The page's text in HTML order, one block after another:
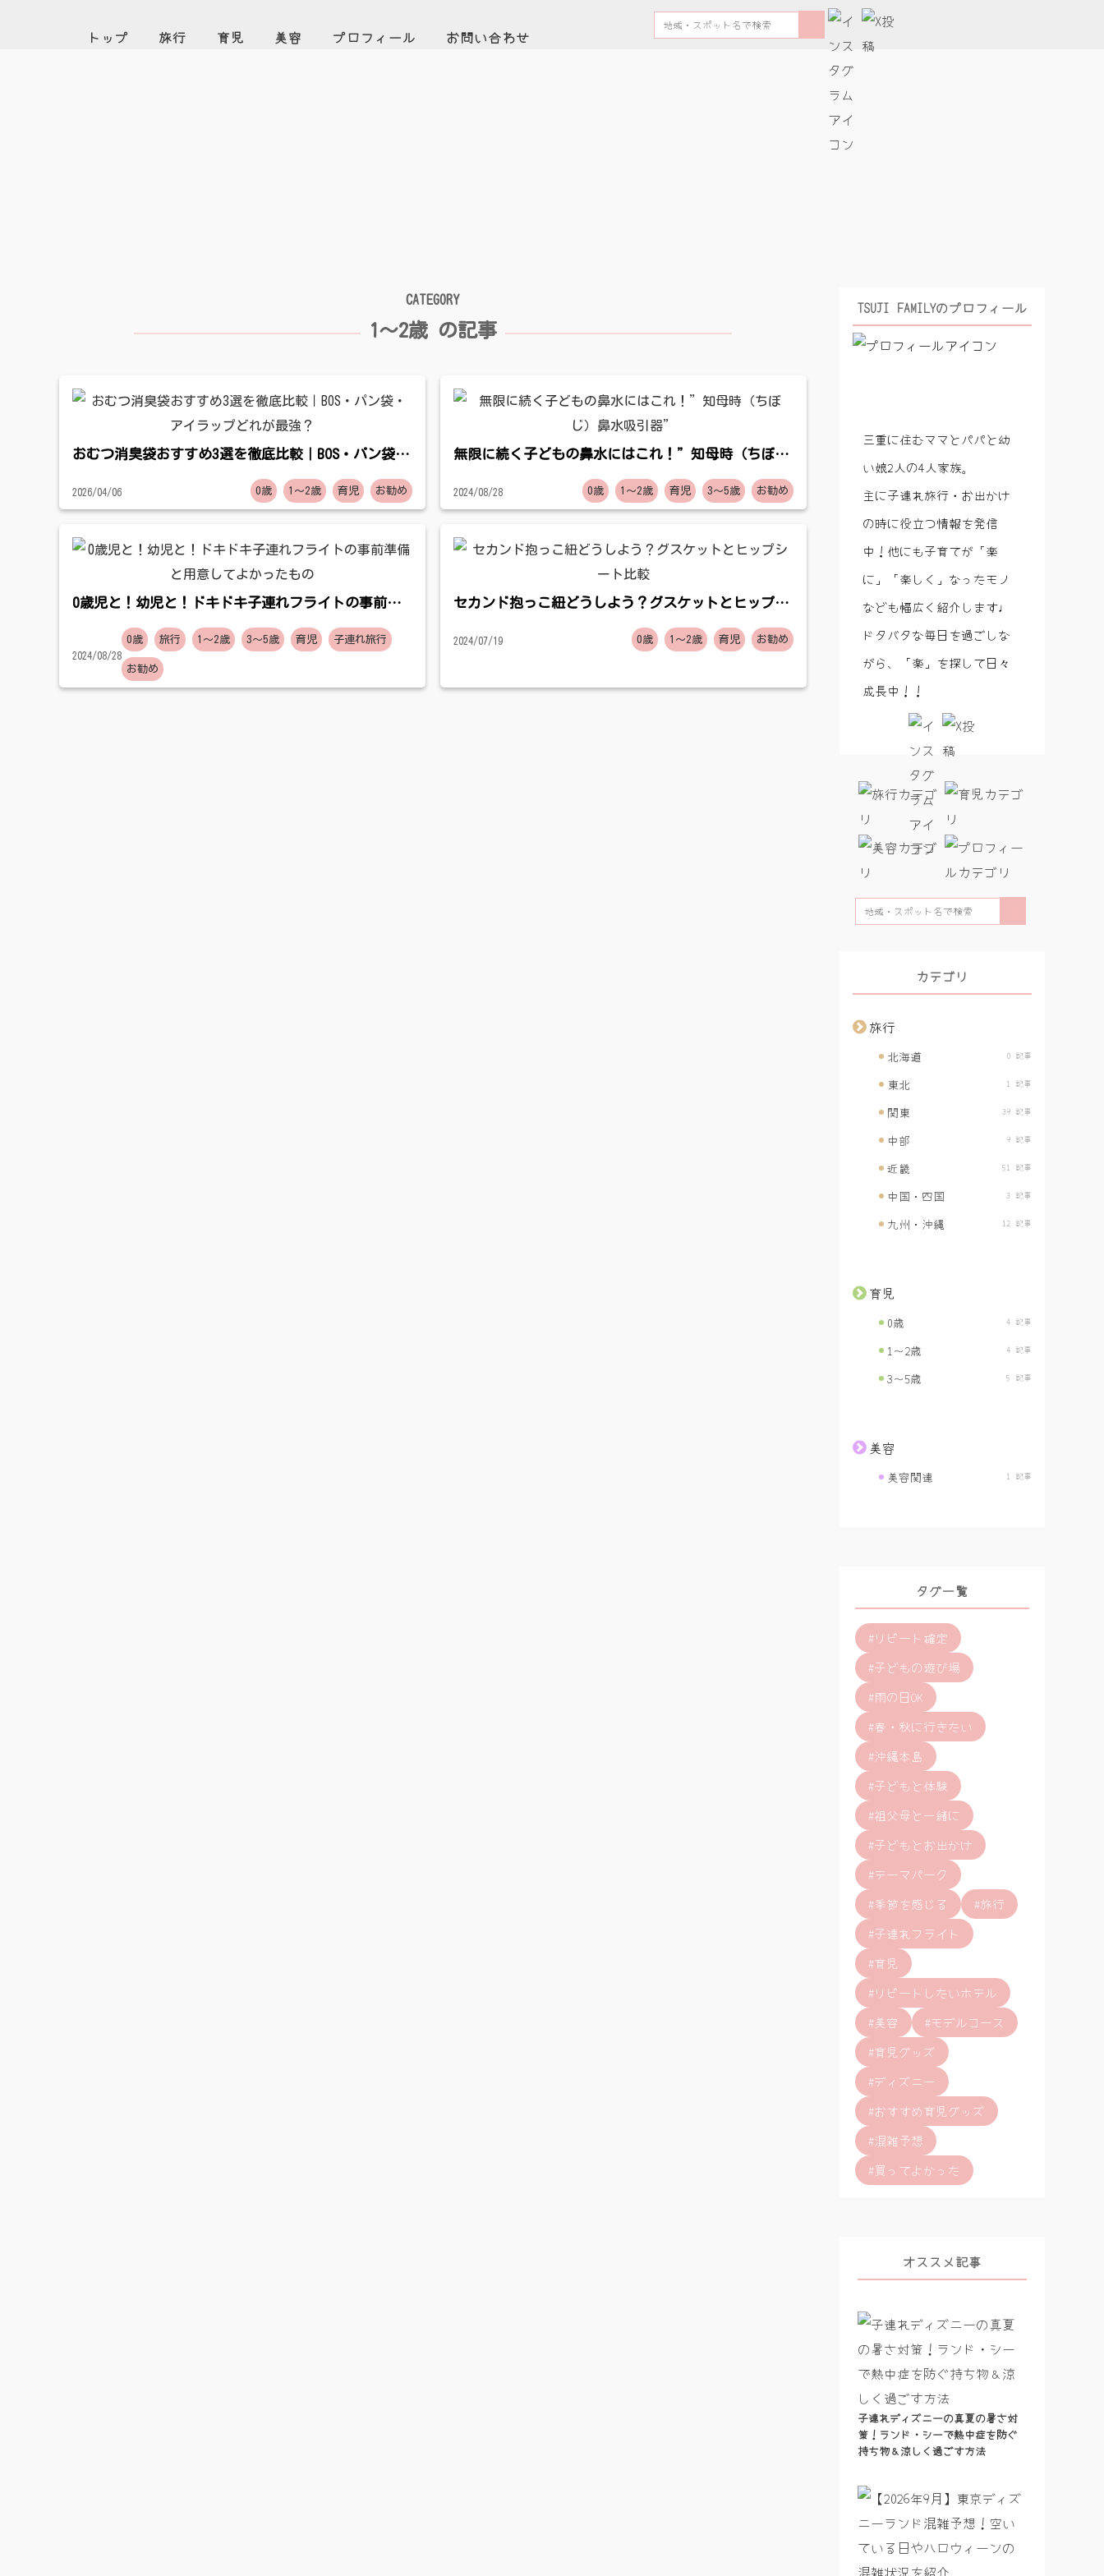
トップ 旅行 育児 美容 プロフィール お問い合わせ る
CATEGORY
1〜2歳 の記事
おむつ消臭袋おすすめ3選を徹底比較｜BOS・パン袋・
アイラップどれが最強？
2026/04/06 0歳 1〜2歳 育児 お勧め
無限に続く子どもの鼻水にはこれ！”知母時（ちぼ
じ）鼻水吸引器”
2024/08/28 0歳 1〜2歳 育児 3〜5歳 お勧め
0歳児と！幼児と！ドキドキ子連れフライトの事前準
備と用意してよかったもの
2024/08/28
0歳 旅行 1〜2歳 3〜5歳 育児 子連れ旅行
お勧め
セカンド抱っこ紐どうしよう？グスケットとヒップシ
ート比較
2024/07/19 0歳 1〜2歳 育児 お勧め
TSUJI FAMILYのプロフィール
三重に住むママとパパと幼
い娘2人の4人家族。
主に子連れ旅行・お出かけ
の時に役立つ情報を発信
中！他にも子育てが「楽
に」「楽しく」なったモノ
なども幅広く紹介します♩
ドタバタな毎日を過ごしな
がら、「楽」を探して日々
成長中！！
検
る
カテゴリ
旅行
北海道 0 記事
東北 1 記事
関東 39 記事
中部 9 記事
近畿 51 記事
中国・四国 3 記事
九州・沖縄 12 記事
育児
0歳 4 記事
1〜2歳 4 記事
3〜5歳 5 記事
美容
美容関連 1 記事
タグ一覧
#リピート確定
#子どもの遊び場
#雨の日OK
#春・秋に行きたい
#沖縄本島
#子どもと体験
#祖父母と一緒に
#子どもとお出かけ
#テーマパーク
#季節を感じる
#旅行
#子連れフライト
#育児
#リピートしたいホテル
#美容
#モデルコース
#育児グッズ
#ディズニー
#おすすめ育児グッズ
#混雑予想
#買ってよかった
オススメ記事
子連れディズニーの真夏の暑さ対
策！ランド・シーで熱中症を防ぐ
持ち物＆涼しく過ごす方法